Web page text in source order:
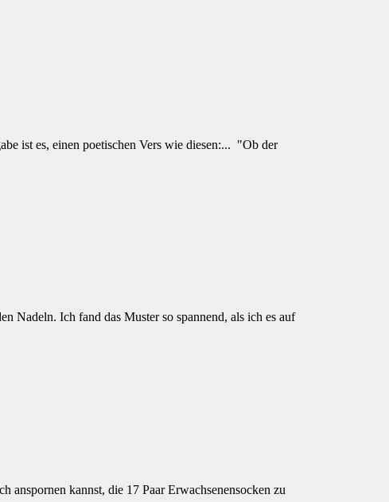
ist es, einen poetischen Vers wie diesen:... "Ob der
Nadeln. Ich fand das Muster so spannend, als ich es auf
anspornen kannst, die 17 Paar Erwachsenensocken zu